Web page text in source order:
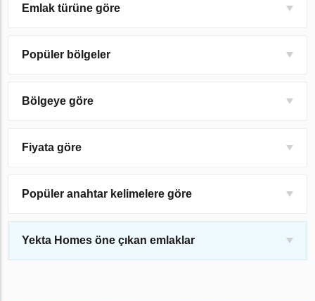
Emlak türüne göre
Popüler bölgeler
Bölgeye göre
Fiyata göre
Popüler anahtar kelimelere göre
Yekta Homes öne çıkan emlaklar